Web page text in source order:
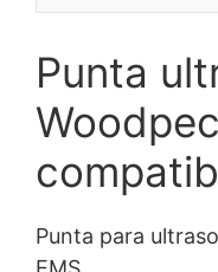
Punta
Punta para